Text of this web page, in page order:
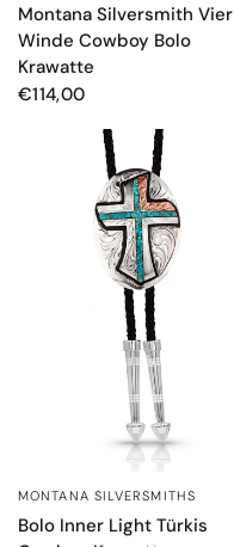
Montana Silversmith Vier
Winde Cowboy Bolo
Krawatte
€114,00
SCHNELLANSICHT
MONTANA SILVERSMITHS
Bolo Inner Light Türkis